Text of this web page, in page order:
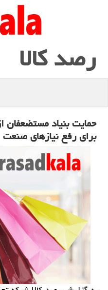
رصد كالا
حمایت بنیاد مستضعفان
برای رفع نیازهای صنعت